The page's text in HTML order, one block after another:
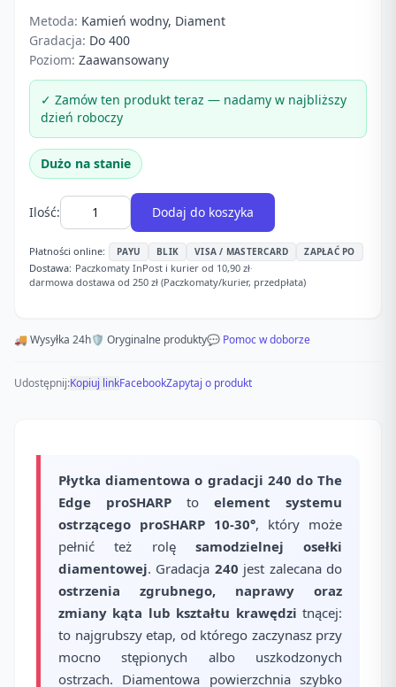
Metoda: Kamień wodny, Diament
Gradacja: Do 400
Poziom: Zaawansowany
✓ Zamów ten produkt teraz — nadamy w najbliższy
dzień roboczy
Dużo na stanie
Ilość: Dodaj do koszyka
Płatności online: PAYU BLIK VISA / MASTERCARD ZAPŁAĆ PO
Dostawa: Paczkomaty InPost i kurier od 10,90 zł·
darmowa dostawa od 250 zł (Paczkomaty/kurier, przedpłata)
🚚 Wysyłka 24h🛡️ Oryginalne produkty💬 Pomoc w doborze
Udostępnij:Kopiuj linkFacebookZapytaj o produkt
Płytka diamentowa o gradacji 240 do The
Edge proSHARP to element systemu
ostrzącego proSHARP 10-30°, który może
pełnić też rolę samodzielnej osełki
diamentowej. Gradacja 240 jest zalecana do
ostrzenia zgrubnego, naprawy oraz
zmiany kąta lub kształtu krawędzi tnącej:
to najgrubszy etap, od którego zaczynasz przy
mocno stępionych albo uszkodzonych
ostrzach. Diamentowa powierzchnia szybko